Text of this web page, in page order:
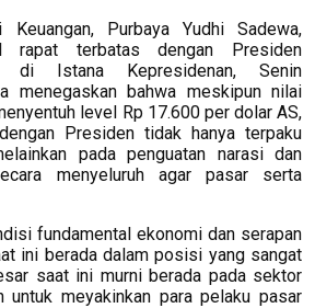
Purbaya Yudhi Sadewa,
rapat terbatas dengan Presiden
di Istana Kepresidenan, Senin
menegaskan bahwa meskipun nilai
level Rp 17.600 per dolar AS,
Presiden tidak hanya terpaku
pada penguatan narasi dan
menyeluruh agar pasar serta
fundamental ekonomi dan serapan
ini berada dalam posisi yang sangat
saat ini murni berada pada sektor
untuk meyakinkan para pelaku pasar